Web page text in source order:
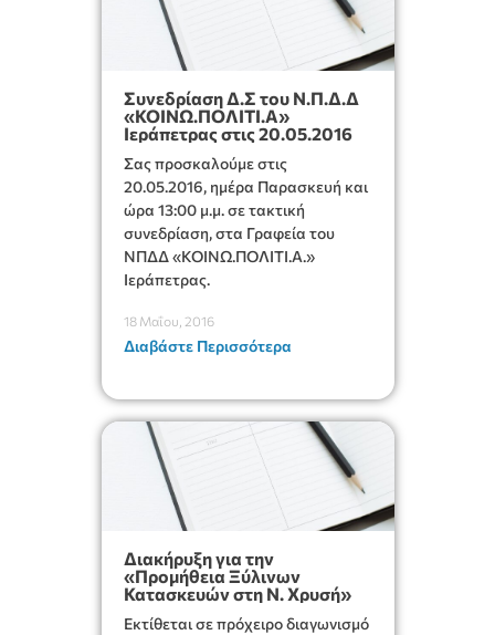
Συνεδρίαση Δ.Σ του Ν.Π.Δ.Δ
«ΚΟΙΝΩ.ΠΟΛΙΤΙ.Α»
Ιεράπετρας στις 20.05.2016
Σας προσκαλούμε στις
20.05.2016, ημέρα Παρασκευή και
ώρα 13:00 μ.μ. σε τακτική
συνεδρίαση, στα Γραφεία του
ΝΠΔΔ «ΚΟΙΝΩ.ΠΟΛΙΤΙ.Α.»
Ιεράπετρας.
18 Μαΐου, 2016
Διαβάστε Περισσότερα
Διακήρυξη για την
«Προμήθεια Ξύλινων
Κατασκευών στη Ν. Χρυσή»
Εκτίθεται σε πρόχειρο διαγωνισμό